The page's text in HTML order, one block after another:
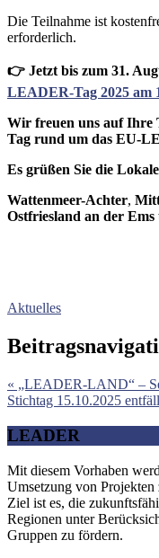
Die Teilnahme ist
erforderlich.
👉 Jetzt bis zum 31.
LEADER-Tag 2025 am
Wir freuen uns auf Ihre
Tag rund um das EU-
Es grüßen Sie die
Wattenmeer-Achter,
Ostfriesland an der Ems
Aktuelles
« „LEADER-LAND“ –
Stichtag 15.10.2025
LEADER
Mit diesem Vorhaben
Umsetzung von
Ziel ist es, die
Regionen unter
Gruppen zu fördern.